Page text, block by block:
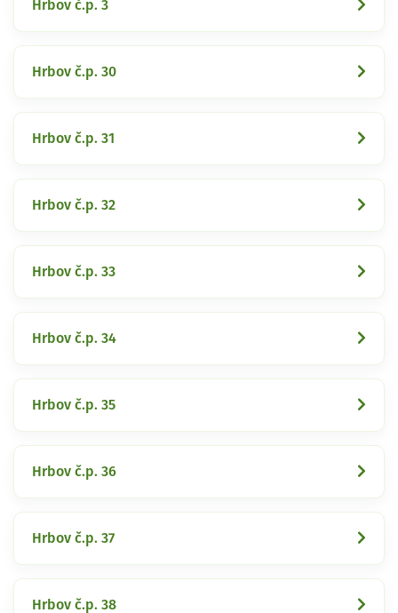
Hrbov č.p. 3
Hrbov č.p. 30
Hrbov č.p. 31
Hrbov č.p. 32
Hrbov č.p. 33
Hrbov č.p. 34
Hrbov č.p. 35
Hrbov č.p. 36
Hrbov č.p. 37
Hrbov č.p. 38